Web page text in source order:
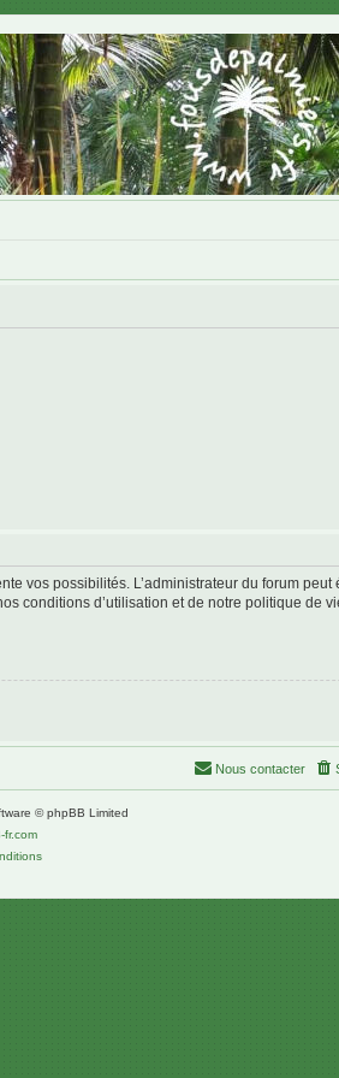
vos possibilités. L’administrateur du forum
conditions d’utilisation et de notre politique de
Nous contacter
© phpBB Limited
fr.com